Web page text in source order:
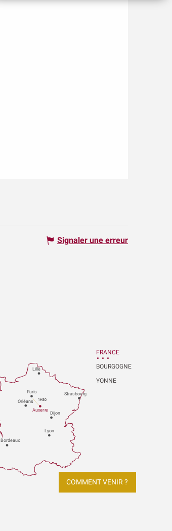
Signaler une erreur
Paris
Dijon
Orléans
Bordeaux
Lyon
Auxerre
Strasbourg
Lille
1H30
FRANCE
BOURGOGNE
YONNE
COMMENT VENIR ?